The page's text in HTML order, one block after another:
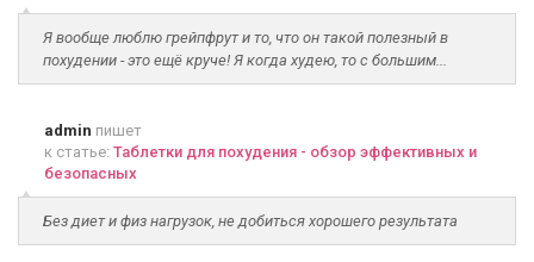
Я вообще люблю грейпфрут и то, что он такой полезный в
похудении - это ещё круче! Я когда худею, то с большим...
admin пишет
к статье: Таблетки для похудения - обзор эффективных и
безопасных
Без диет и физ нагрузок, не добиться хорошего результата